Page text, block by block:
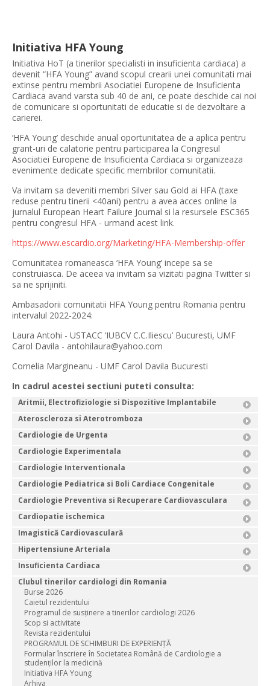
Initiativa HFA Young
Initiativa HoT (a tinerilor specialisti in insuficienta cardiaca) a
devenit “HFA Young” avand scopul crearii unei comunitati mai
extinse pentru membrii Asociatiei Europene de Insuficienta
Cardiaca avand varsta sub 40 de ani, ce poate deschide cai noi
de comunicare si oportunitati de educatie si de dezvoltare a
carierei.
‘HFA Young’ deschide anual oportunitatea de a aplica pentru
grant-uri de calatorie pentru participarea la Congresul
Asociatiei Europene de Insuficienta Cardiaca si organizeaza
evenimente dedicate specific membrilor comunitatii.
Va invitam sa deveniti membri Silver sau Gold ai HFA (taxe
reduse pentru tinerii <40ani) pentru a avea acces online la
jurnalul European Heart Failure Journal si la resursele ESC365
pentru congresul HFA - urmand acest link.
https://www.escardio.org/Marketing/HFA-Membership-offer
Comunitatea romaneasca ‘HFA Young’ incepe sa se
construiasca. De aceea va invitam sa vizitati pagina Twitter si
sa ne sprijiniti.
Ambasadorii comunitatii HFA Young pentru Romania pentru
intervalul 2022-2024:
Laura Antohi - USTACC ‘IUBCV C.C.Iliescu’ Bucuresti, UMF
Carol Davila - antohilaura@yahoo.com
Cornelia Margineanu - UMF Carol Davila Bucuresti
In cadrul acestei sectiuni puteti consulta:
Aritmii, Electrofiziologie si Dispozitive Implantabile
Ateroscleroza si Aterotromboza
Cardiologie de Urgenta
Cardiologie Experimentala
Cardiologie Interventionala
Cardiologie Pediatrica si Boli Cardiace Congenitale
Cardiologie Preventiva si Recuperare Cardiovasculara
Cardiopatie ischemica
Imagistică Cardiovasculară
Hipertensiune Arteriala
Insuficienta Cardiaca
Clubul tinerilor cardiologi din Romania
Burse 2026
Caietul rezidentului
Programul de susținere a tinerilor cardiologi 2026
Scop si activitate
Revista rezidentului
PROGRAMUL DE SCHIMBURI DE EXPERIENȚĂ
Formular înscriere în Societatea Română de Cardiologie a
studenţilor la medicină
Initiativa HFA Young
Arhiva